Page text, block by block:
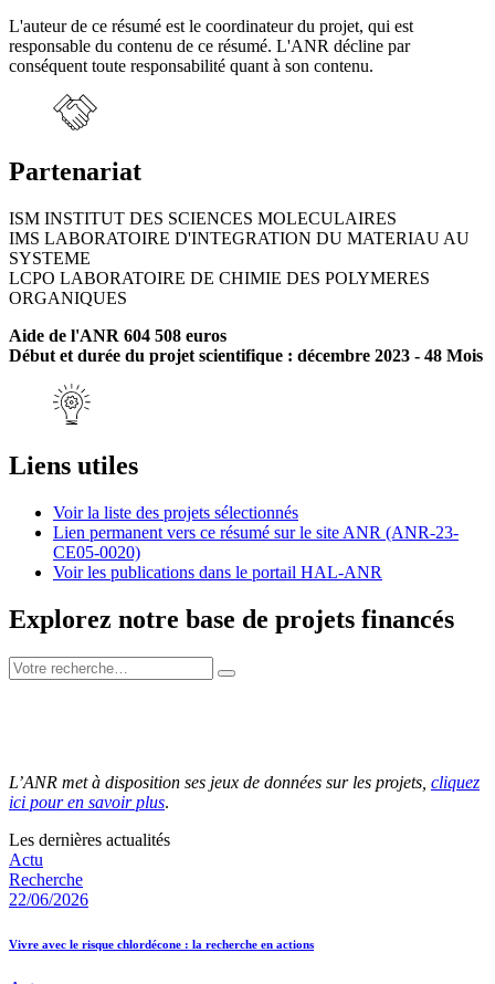
L'auteur de ce résumé est le coordinateur du projet, qui est
responsable du contenu de ce résumé. L'ANR décline par
conséquent toute responsabilité quant à son contenu.
Partenariat
ISM INSTITUT DES SCIENCES MOLECULAIRES
IMS LABORATOIRE D'INTEGRATION DU MATERIAU AU
SYSTEME
LCPO LABORATOIRE DE CHIMIE DES POLYMERES
ORGANIQUES
Aide de l'ANR 604 508 euros
Début et durée du projet scientifique : décembre 2023 - 48 Mois
Liens utiles
Voir la liste des projets sélectionnés
Lien permanent vers ce résumé sur le site ANR (ANR-23-
CE05-0020)
Voir les publications dans le portail HAL-ANR
Explorez notre base de projets financés
L’ANR met à disposition ses jeux de données sur les projets, cliquez
ici pour en savoir plus.
Les dernières actualités
Actu
Recherche
22/06/2026
Vivre avec le risque chlordécone : la recherche en actions